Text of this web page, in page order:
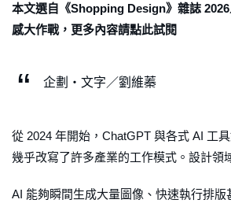
本文選自《Shopping Design》雜誌
感大作戰，更多內容請點此試閱
企劃・文字／劉維蓁
從 2024 年開始，ChatGPT 與各式 AI 工
幾乎改寫了許多產業的工作模式。設計領
AI 能夠瞬間生成大量圖像、快速執行排版